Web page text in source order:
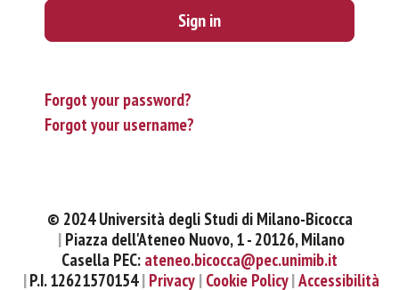
Sign in
Forgot your password?
Forgot your username?
© 2024 Università degli Studi di Milano-Bicocca
Piazza dell'Ateneo Nuovo, 1 - 20126, Milano
Casella PEC: ateneo.bicocca@pec.unimib.it
P.I. 12621570154 Privacy Cookie Policy Accessibilità